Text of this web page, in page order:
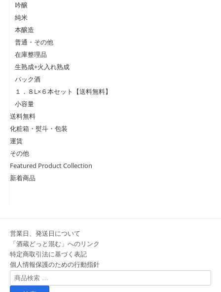
吟醸
純米
本醸造
普通・その他
在庫整理品
生熟成+火入れ熟成
パック酒
１．８L×６本セット【送料無料】
小容量
送料無料
化粧箱・熨斗・包装
運賃
その他
Featured Product Collection
新着商品
営業日、発送日について
「酒蔵どっと混む」へのリンク
特定商取引法に基づく表記
個人情報保護のための行動指針
検
索